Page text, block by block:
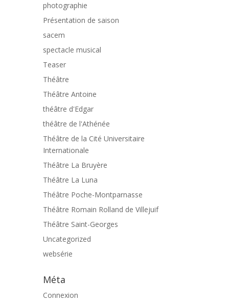
photographie
Présentation de saison
sacem
spectacle musical
Teaser
Théâtre
Théâtre Antoine
théâtre d'Edgar
théâtre de l'Athénée
Théâtre de la Cité Universitaire
Internationale
Théâtre La Bruyère
Théâtre La Luna
Théâtre Poche-Montparnasse
Théâtre Romain Rolland de Villejuif
Théâtre Saint-Georges
Uncategorized
websérie
Méta
Connexion